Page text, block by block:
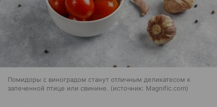
Помидоры с виноградом станут отличным деликатесом к
запеченной птице или свинине.
источник: Magnific.com